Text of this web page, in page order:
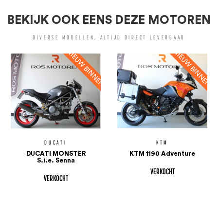
BEKIJK OOK EENS DEZE MOTOREN
DIVERSE MODELLEN, ALTIJD DIRECT LEVERBAAR
DUCATI
DUCATI MONSTER
S.i.e. Senna
VERKOCHT
KTM
KTM 1190 Adventure
VERKOCHT